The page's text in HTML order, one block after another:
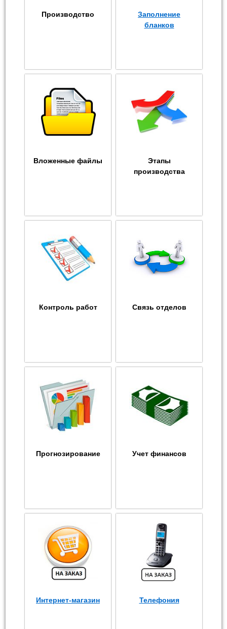
Производство
Заполнение
бланков
Вложенные файлы
Этапы
производства
Контроль работ Связь отделов
Прогнозирование Учет финансов
Интернет-магазин Телефония